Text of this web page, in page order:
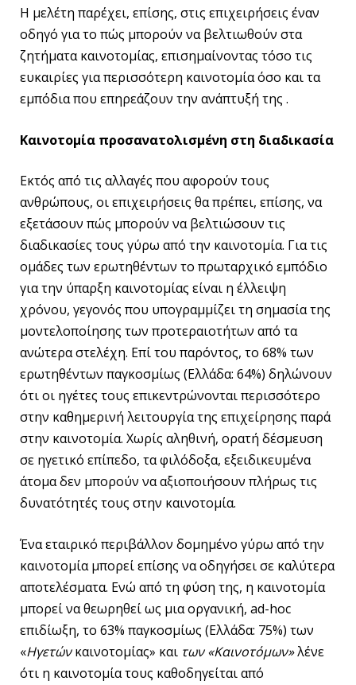
Η μελέτη παρέχει, επίσης, στις επιχειρήσεις έναν
οδηγό για το πώς μπορούν να βελτιωθούν στα
ζητήματα καινοτομίας, επισημαίνοντας τόσο τις
ευκαιρίες για περισσότερη καινοτομία όσο και τα
εμπόδια που επηρεάζουν την ανάπτυξή της .
Καινοτομία προσανατολισμένη στη διαδικασία
Εκτός από τις αλλαγές που αφορούν τους
ανθρώπους, οι επιχειρήσεις θα πρέπει, επίσης, να
εξετάσουν πώς μπορούν να βελτιώσουν τις
διαδικασίες τους γύρω από την καινοτομία. Για τις
ομάδες των ερωτηθέντων το πρωταρχικό εμπόδιο
για την ύπαρξη καινοτομίας είναι η έλλειψη
χρόνου, γεγονός που υπογραμμίζει τη σημασία της
μοντελοποίησης των προτεραιοτήτων από τα
ανώτερα στελέχη. Επί του παρόντος, το 68% των
ερωτηθέντων παγκοσμίως (Ελλάδα: 64%) δηλώνουν
ότι οι ηγέτες τους επικεντρώνονται περισσότερο
στην καθημερινή λειτουργία της επιχείρησης παρά
στην καινοτομία. Χωρίς αληθινή, ορατή δέσμευση
σε ηγετικό επίπεδο, τα φιλόδοξα, εξειδικευμένα
άτομα δεν μπορούν να αξιοποιήσουν πλήρως τις
δυνατότητές τους στην καινοτομία.
Ένα εταιρικό περιβάλλον δομημένο γύρω από την
καινοτομία μπορεί επίσης να οδηγήσει σε καλύτερα
αποτελέσματα. Ενώ από τη φύση της, η καινοτομία
μπορεί να θεωρηθεί ως μια οργανική, ad-hoc
επιδίωξη, το 63% παγκοσμίως (Ελλάδα: 75%) των
«Ηγετώνκαινοτομίας» και των «Καινοτόμων»λένε
ότι η καινοτομία τους καθοδηγείται από